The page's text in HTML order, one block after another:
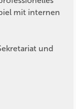
mit internen
und